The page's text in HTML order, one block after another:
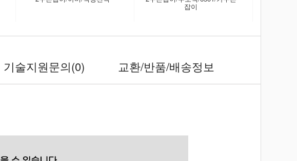
잡이
기술지원문의(0) 교환/반품/배송정보